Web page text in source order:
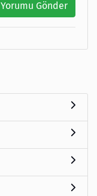
Yorumu Gönder